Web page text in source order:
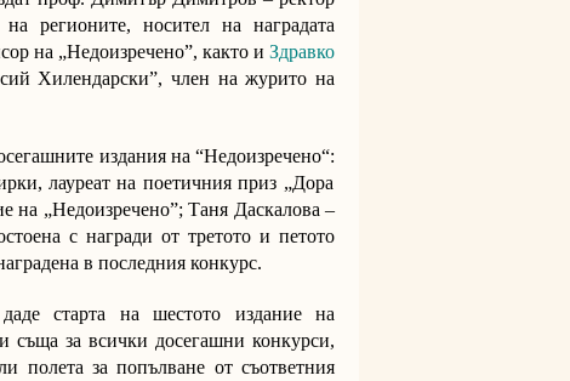
регионите, носител на наградата
на „Недоизречено”, както и Здравко
Хилендарски”, член на журито на
издания на “Недоизречено“:
лауреат на поетичния приз „Дора
на „Недоизречено”; Таня Даскалова –
с награди от третото и петото
в последния конкурс.
старта на шестото издание на
съща за всички досегашни конкурси,
полета за попълване от съответния